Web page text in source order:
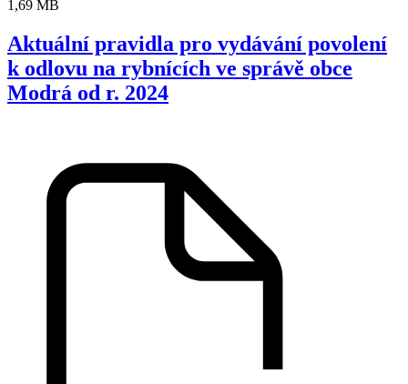
1,69 MB
Aktuální pravidla pro vydávání povolení
k odlovu na rybnících ve správě obce
Modrá od r. 2024